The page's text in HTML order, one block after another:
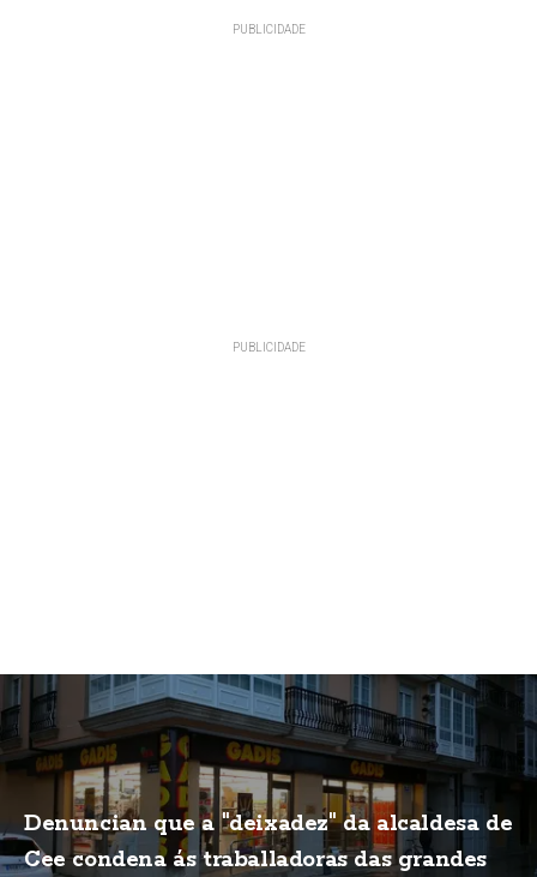
Denuncian que a "deixadez" da alcaldesa de
Cee condena ás traballadoras das grandes